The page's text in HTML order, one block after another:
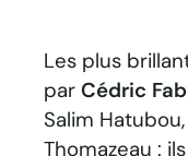
Les plus
par Cédric
Salim
Thomazeau :